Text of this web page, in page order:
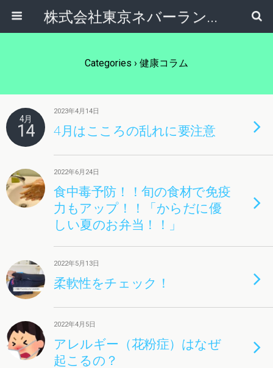
株式会社東京ネバーランドえひめ
Categories › 健康コラム
4月
14
2023年4月14日
4月はこころの乱れに要注意
2022年6月24日
食中毒予防！！旬の食材で免疫
力もアップ！！「からだに優
しい夏のお弁当！！」
2022年5月13日
柔軟性をチェック！
2022年4月5日
アレルギー（花粉症）はなぜ
起こるの？